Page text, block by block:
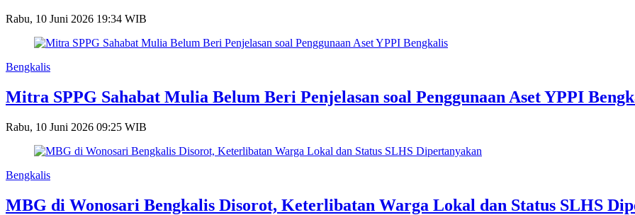
Rabu, 10 Juni 2026 19:34 WIB
Bengkalis
Mitra SPPG Sahabat Mulia Belum Beri Penjelasan soal Penggunaan Aset YPPI
Rabu, 10 Juni 2026 09:25 WIB
Bengkalis
MBG di Wonosari Bengkalis Disorot, Keterlibatan Warga Lokal dan Status SLHS